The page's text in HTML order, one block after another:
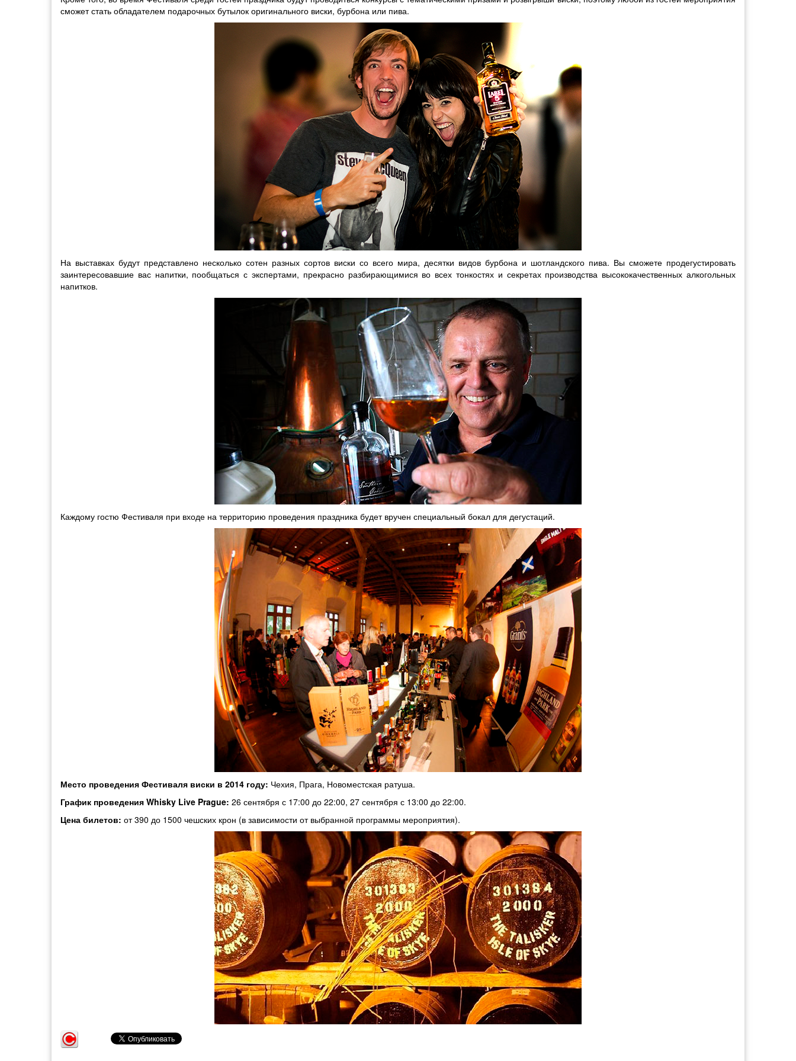
сможет стать обладателем подарочных бутылок оригинального виски, бурбона или пива.
На выставках будут представлено несколько сотен разных сортов виски со всего мира, десятки видов бурбона и шотландского пива. Вы сможете продегустировать
заинтересовавшие вас напитки, пообщаться с экспертами, прекрасно разбирающимися во всех тонкостях и секретах производства высококачественных алкогольных
напитков.
Каждому гостю Фестиваля при входе на территорию проведения праздника будет вручен специальный бокал для дегустаций.
Место проведения Фестиваля виски в 2014 году: Чехия, Прага, Новоместская ратуша.
График проведения Whisky Live Prague: 26 сентября с 17:00 до 22:00, 27 сентября с 13:00 до 22:00.
Цена билетов: от 390 до 1500 чешских крон (в зависимости от выбранной программы мероприятия).